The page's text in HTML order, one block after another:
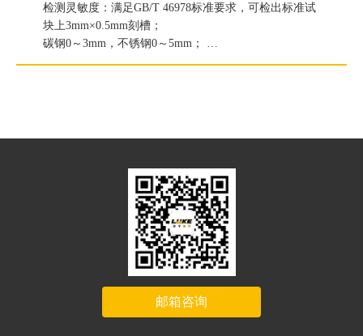
检测灵敏度：满足GB/T 46978标准要求，可检出标准试
块上3mm×0.5mm刻槽；
碳钢0～3mm，不锈钢0～5mm；
长度定量精度：误差小于1mm；
邮箱咨询